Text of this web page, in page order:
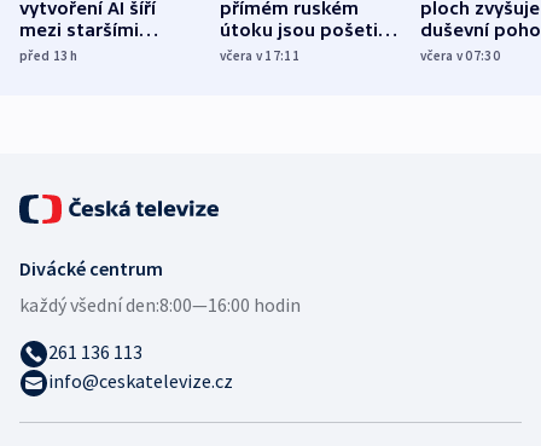
vytvoření AI šíří
mezi staršími
Poláky nebezpečné
před 13h
přímém ruském
útoku jsou pošetilé,
míní estonský
včera v 17:11
ploch zvyšuje
duševní
ukázala
včera v 07:30
Divácké centrum
každý všední den:8:00—16:00 hodin
261 136 113
info@ceskatelevize.cz